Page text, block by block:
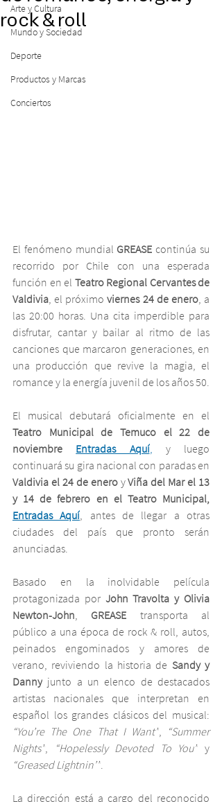
Arte y Cultura
Mundo y Sociedad
Deporte
Productos y Marcas
Conciertos
rock & roll
El fenómeno mundial GREASE continúa su
recorrido por Chile con una esperada
función en el Teatro Regional Cervantes de
Valdivia, el próximo viernes 24 de enero, a
las 20:00 horas. Una cita imperdible para
disfrutar, cantar y bailar al ritmo de las
canciones que marcaron generaciones, en
una producción que revive la magia, el
romance y la energía juvenil de los años 50.
Teatro Municipal de Temuco el 22 de
noviembre Entradas Aquí, y luego
Valdivia el 24 de enero y Viña del Mar el 13
Entradas Aquí, antes de llegar a otras
ciudades del país que pronto serán
anunciadas.
Basado en la inolvidable película
protagonizada por John Travolta y Olivia
Newton-John, GREASE transporta al
público a una época de rock & roll, autos,
peinados engominados y amores de
verano, reviviendo la historia de Sandy y
Danny junto a un elenco de destacados
artistas nacionales que interpretan en
“You’re The One That I Want”, “Summer
Nights”, “Hopelessly Devoted To You”
“Greased Lightnin’”.